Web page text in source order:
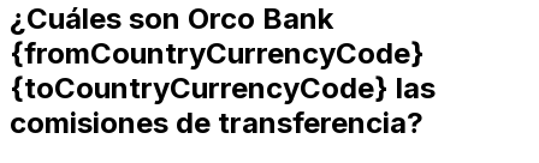
¿Cuáles son Orco Bank
{fromCountryCurrencyCode}
{toCountryCurrencyCode} las
comisiones de transferencia?